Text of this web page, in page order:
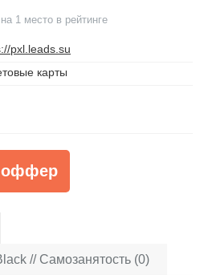
1 место в рейтинге
pxl.leads.su
карты
оффер
// Самозанятость (0)